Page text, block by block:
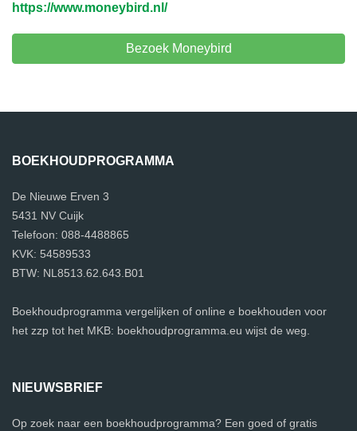
https://www.moneybird.nl/
Bezoek Moneybird
BOEKHOUDPROGRAMMA
De Nieuwe Erven 3
5431 NV Cuijk
Telefoon: 088-4488865
KVK: 54589533
BTW: NL8513.62.643.B01
Boekhoudprogramma vergelijken of online e boekhouden voor
het zzp tot het MKB: boekhoudprogramma.eu wijst de weg.
NIEUWSBRIEF
Op zoek naar een boekhoudprogramma? Een goed of gratis